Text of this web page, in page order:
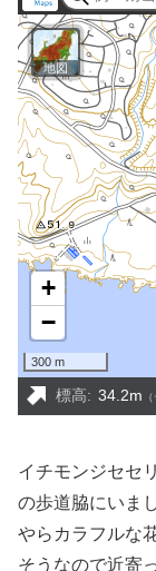
イチモンジセセ
の歩道脇にいま
やらカラフルな
そうなので近寄